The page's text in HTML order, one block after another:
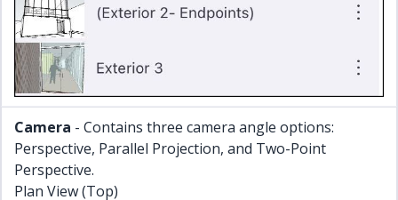
Camera - Contains three camera angle options:
Perspective, Parallel Projection, and Two-Point
Perspective.
Plan View (Top)